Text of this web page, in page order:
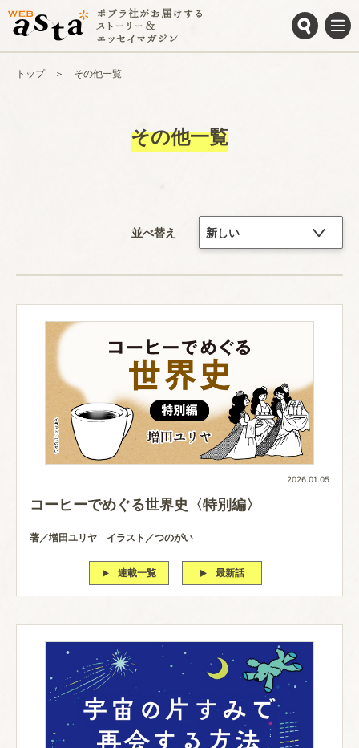
トップ その他一覧
その他一覧
並べ替え
2026.01.05
コーヒーでめぐる世界史〈特別編〉
著／増田ユリヤ イラスト／つのがい
連載一覧 最新話